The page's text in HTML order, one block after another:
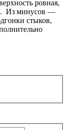
ровная,
Из минусов —
стыков,